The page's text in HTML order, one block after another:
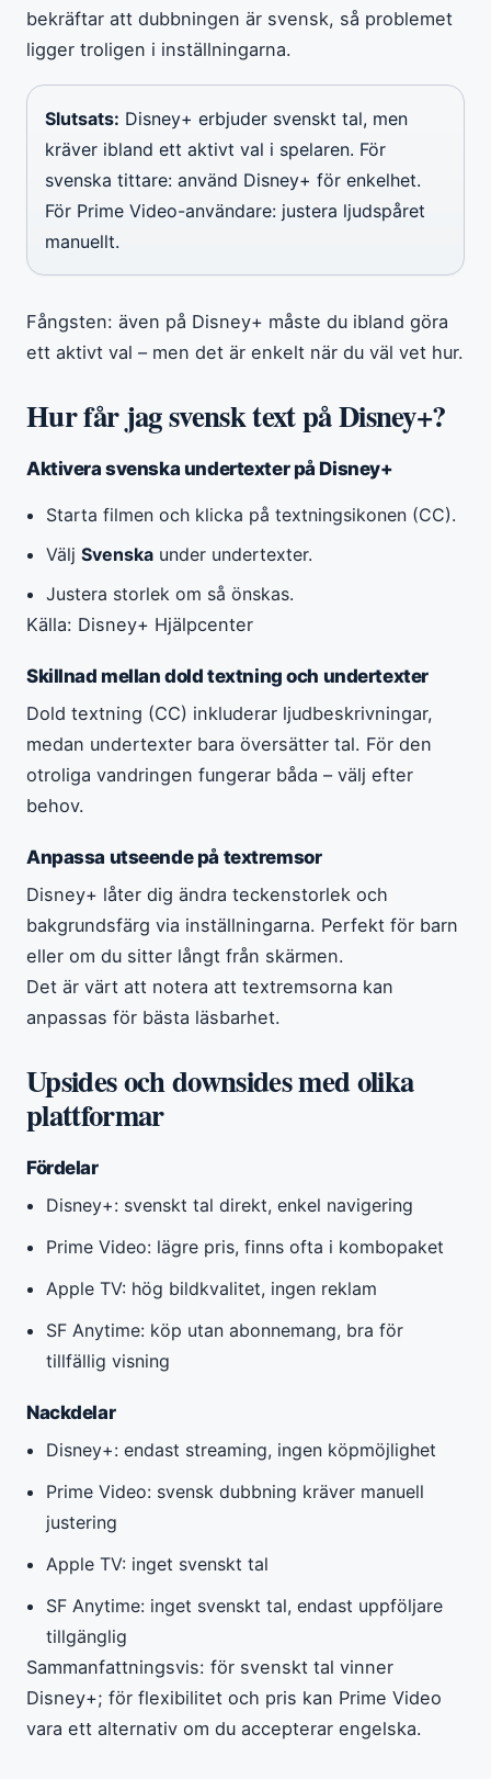
bekräftar att dubbningen är svensk, så problemet
ligger troligen i inställningarna.
Slutsats: Disney+ erbjuder svenskt tal, men
kräver ibland ett aktivt val i spelaren. För
svenska tittare: använd Disney+ för enkelhet.
För Prime Video-användare: justera ljudspåret
manuellt.
Fångsten: även på Disney+ måste du ibland göra
ett aktivt val – men det är enkelt när du väl vet hur.
Hur får jag svensk text på Disney+?
Aktivera svenska undertexter på Disney+
Starta filmen och klicka på textningsikonen (CC).
VäljSvenska under undertexter.
Justera storlek om så önskas.
Källa: Disney+ Hjälpcenter
Skillnad mellan dold textning och undertexter
Dold textning (CC) inkluderar ljudbeskrivningar,
medan undertexter bara översätter tal. För den
otroliga vandringen fungerar båda – välj efter
behov.
Anpassa utseende på textremsor
Disney+ låter dig ändra teckenstorlek och
bakgrundsfärg via inställningarna. Perfekt för barn
eller om du sitter långt från skärmen.
Det är värt att notera att textremsorna kan
anpassas för bästa läsbarhet.
Upsides och downsides med olika
plattformar
Fördelar
Disney+: svenskt tal direkt, enkel navigering
Prime Video: lägre pris, finns ofta i kombopaket
Apple TV: hög bildkvalitet, ingen reklam
SF Anytime: köp utan abonnemang, bra för
tillfällig visning
Nackdelar
Disney+: endast streaming, ingen köpmöjlighet
Prime Video: svensk dubbning kräver manuell
justering
Apple TV: inget svenskt tal
SF Anytime: inget svenskt tal, endast uppföljare
tillgänglig
Sammanfattningsvis: för svenskt tal vinner
Disney+; för flexibilitet och pris kan Prime Video
vara ett alternativ om du accepterar engelska.